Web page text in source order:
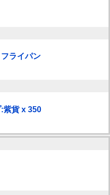
ライパン
紫貨 x 350